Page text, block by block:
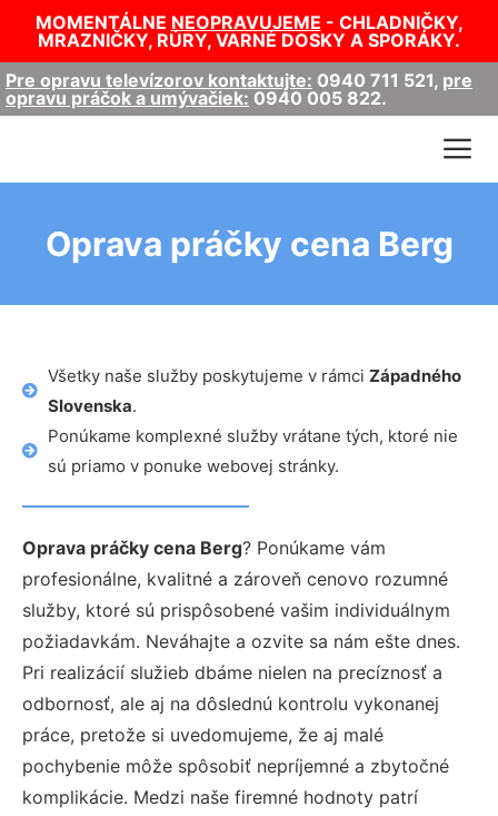
MOMENTÁLNE NEOPRAVUJEME - CHLADNIČKY,
MRAZNIČKY, RÚRY, VARNÉ DOSKY A SPORÁKY.
Pre opravu televízorov kontaktujte: 0940 711 521, pre
opravu práčok a umývačiek: 0940 005 822.
Oprava práčky cena Berg
Všetky naše služby poskytujeme v rámci Západného
Slovenska.
Ponúkame komplexné služby vrátane tých, ktoré nie
sú priamo v ponuke webovej stránky.
Oprava práčky cena Berg? Ponúkame vám
profesionálne, kvalitné a zároveň cenovo rozumné
služby, ktoré sú prispôsobené vašim individuálnym
požiadavkám. Neváhajte a ozvite sa nám ešte dnes.
Pri realizácií služieb dbáme nielen na precíznosť a
odbornosť, ale aj na dôslednú kontrolu vykonanej
práce, pretože si uvedomujeme, že aj malé
pochybenie môže spôsobiť nepríjemné a zbytočné
komplikácie. Medzi naše firemné hodnoty patrí